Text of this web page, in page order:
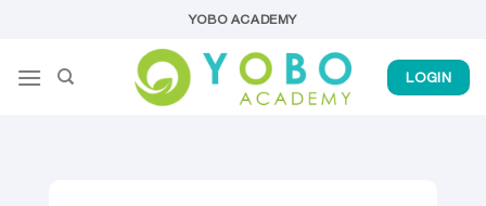
content
YOBO ACADEMY
LOGIN